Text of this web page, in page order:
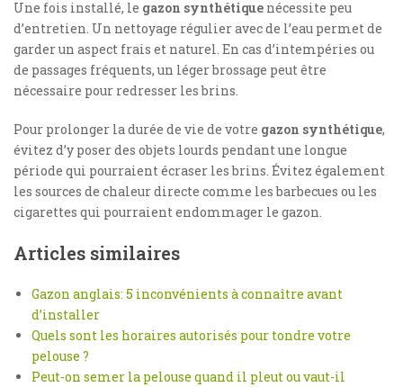
Une fois installé, le gazon synthétique nécessite peu
d’entretien. Un nettoyage régulier avec de l’eau permet de
garder un aspect frais et naturel. En cas d’intempéries ou
de passages fréquents, un léger brossage peut être
nécessaire pour redresser les brins.
Pour prolonger la durée de vie de votre gazon synthétique,
évitez d’y poser des objets lourds pendant une longue
période qui pourraient écraser les brins. Évitez également
les sources de chaleur directe comme les barbecues ou les
cigarettes qui pourraient endommager le gazon.
Articles similaires
Gazon anglais: 5 inconvénients à connaître avant
d’installer
Quels sont les horaires autorisés pour tondre votre
pelouse ?
Peut-on semer la pelouse quand il pleut ou vaut-il